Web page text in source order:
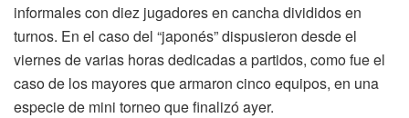
informales con diez jugadores en cancha divididos en
turnos. En el caso del “japonés” dispusieron desde el
viernes de varias horas dedicadas a partidos, como fue el
caso de los mayores que armaron cinco equipos, en una
especie de mini torneo que finalizó ayer.